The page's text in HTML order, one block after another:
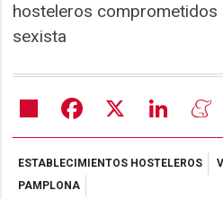
hosteleros comprometidos
sexista
Share Facebook LinkedIn
ESTABLECIMIENTOS HOSTELEROS
PAMPLONA